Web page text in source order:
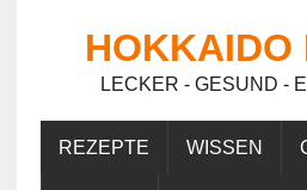
HOKKAIDO
LECKER - GESUND -
REZEPTE WISSEN